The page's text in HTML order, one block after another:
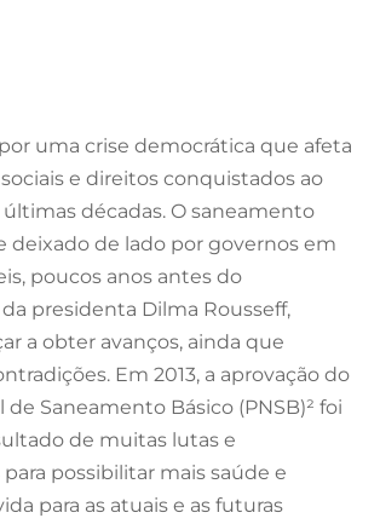
uma crise democrática que afeta
e direitos conquistados ao
décadas. O saneamento
deixado de lado por governos em
poucos anos antes do
presidenta Dilma Rousseff,
a obter avanços, ainda que
Em 2013, a aprovação do
de Saneamento Básico (PNSB)² foi
de muitas lutas e
possibilitar mais saúde e
para as atuais e as futuras